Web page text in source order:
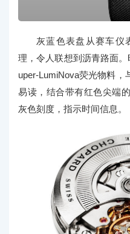
灰蓝色表盘从赛车仪
理，令人联想到沥青路面
uper-LumiNova荧光物料
易读，结合带有红色尖端
灰色刻度，指示时间信息。